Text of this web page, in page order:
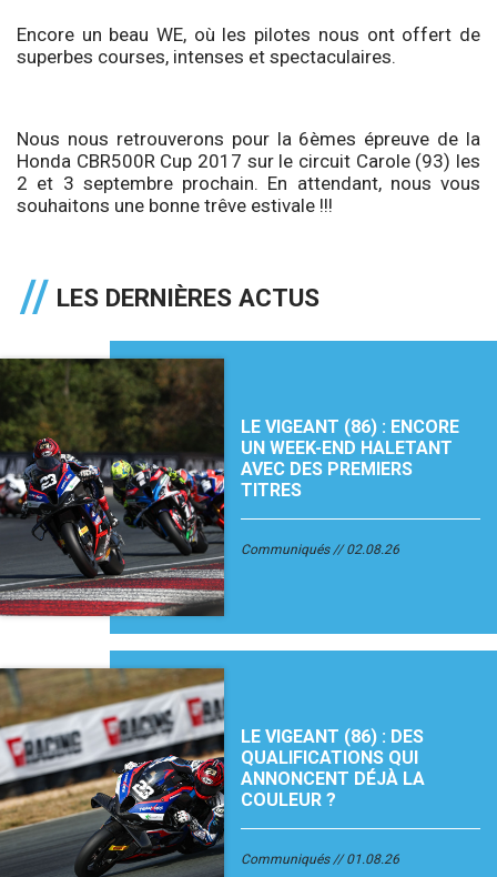
Encore un beau WE, où les pilotes nous ont offert de
superbes courses, intenses et spectaculaires.
Nous nous retrouverons pour la 6èmes épreuve de la
Honda CBR500R Cup 2017 sur le circuit Carole (93) les
2 et 3 septembre prochain. En attendant, nous vous
souhaitons une bonne trêve estivale !!!
LES DERNIÈRES ACTUS
LE VIGEANT (86) : ENCORE
UN WEEK-END HALETANT
AVEC DES PREMIERS
TITRES
Communiqués 02.08.26
LE VIGEANT (86) : DES
QUALIFICATIONS QUI
ANNONCENT DÉJÀ LA
COULEUR ?
Communiqués 01.08.26